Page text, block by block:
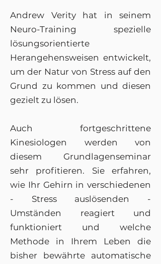
Andrew Verity hat in seinem
Neuro-Training spezielle
lösungsorientierte
Herangehensweisen entwickelt,
um der Natur von Stress auf den
Grund zu kommen und diesen
gezielt zu lösen.
Auch fortgeschrittene
Kinesiologen werden von
diesem Grundlagenseminar
sehr profitieren. Sie erfahren,
wie Ihr Gehirn in verschiedenen
- Stress auslösenden -
Umständen reagiert und
funktioniert und welche
Methode in Ihrem Leben die
bisher bewährte automatische